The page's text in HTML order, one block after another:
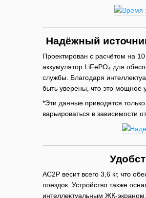
Надёжный
Проектирован с расчётом на
аккумулятор LiFePO₄ для
службы. Благодаря
быть уверены, что это мощное
*Эти данные приводятся
варьироваться в зависимости
AC2P весит всего 3,6 кг, что
поездок. Устройство также
интеллектуальным ЖК-